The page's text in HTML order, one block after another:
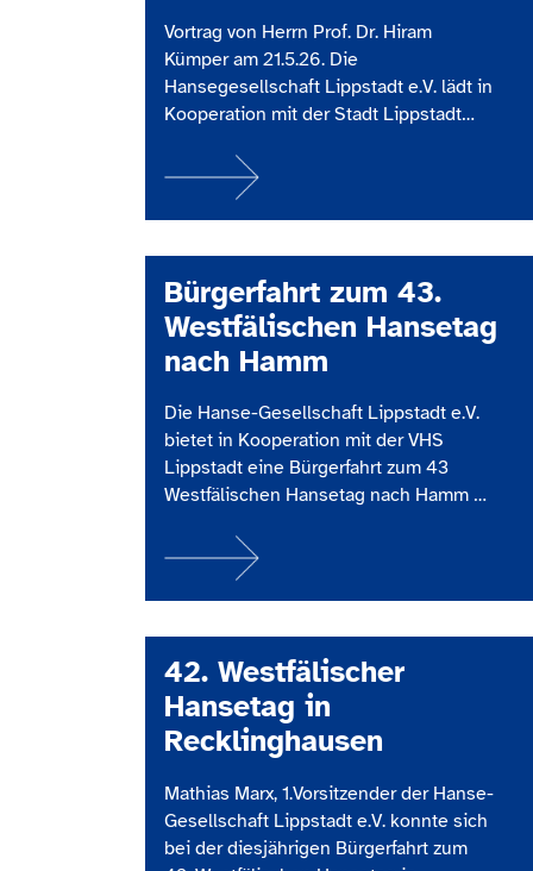
Vortrag von Herrn Prof. Dr. Hiram
Kümper am 21.5.26. Die
Hansegesellschaft Lippstadt e.V. lädt in
Kooperation mit der Stadt Lippstadt
zu einem hochaktuellen und zugleich
historisch fundierten Vortrag ein. Am
Donnerstag, den 21. Mai 2026, um
19:00 Uhr wird der Historiker und Autor
Prof. Dr. Hiram Kümper im Rathaussaal
der Stadt…
Bürgerfahrt zum 43.
Westfälischen Hansetag
nach Hamm
Die Hanse-Gesellschaft Lippstadt e.V.
bietet in Kooperation mit der VHS
Lippstadt eine Bürgerfahrt zum 43
Westfälischen Hansetag nach Hamm an.
Westfälischen Hansetag aus, der in
diesem Jahr unter dem Motto
„Handel(n) verbindet“ steht. Das Motto
des 43. Westfälischen Hansetages
bietet eine hervorragende Grundlage,
den Zusammenhalt innerhalb der
Hansestädte zu…
42. Westfälischer
Hansetag in
Recklinghausen
Mathias Marx, 1.Vorsitzender der Hanse-
Gesellschaft Lippstadt e.V. konnte sich
bei der diesjährigen Bürgerfahrt zum